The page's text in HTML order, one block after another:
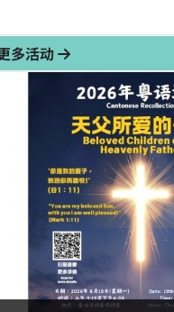
多活动